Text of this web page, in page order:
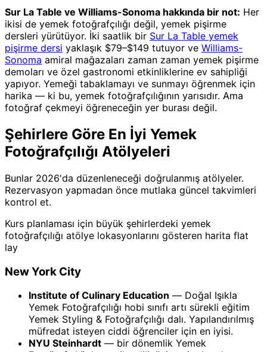
Sur La Table ve Williams-Sonoma hakkında bir not: Her
ikisi de yemek fotoğrafçılığı değil, yemek pişirme
dersleri yürütüyor. İki saatlik bir Sur La Table yemek
pişirme dersi yaklaşık $79–$149 tutuyor ve Williams-
Sonoma amiral mağazaları zaman zaman yemek pişirme
demoları ve özel gastronomi etkinliklerine ev sahipliği
yapıyor. Yemeği tabaklamayı ve sunmayı öğrenmek için
harika — ki bu, yemek fotoğrafçılığının yarısıdır. Ama
fotoğraf çekmeyi öğreneceğin yer burası değil.
Şehirlere Göre En İyi Yemek
Fotoğrafçılığı Atölyeleri
Bunlar 2026'da düzenleneceği doğrulanmış atölyeler.
Rezervasyon yapmadan önce mutlaka güncel takvimleri
kontrol et.
Kurs planlaması için büyük şehirlerdeki yemek
fotoğrafçılığı atölye lokasyonlarını gösteren harita flat
lay
New York City
Institute of Culinary Education — Doğal Işıkla
Yemek Fotoğrafçılığı hobi sınıfı artı sürekli eğitim
Yemek Styling & Fotoğrafçılığı dalı. Yapılandırılmış
müfredat isteyen ciddi öğrenciler için en iyisi.
NYU Steinhardt — bir dönemlik Yemek